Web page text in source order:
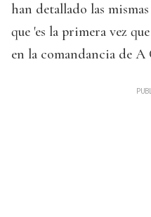
han detallado las
que 'es la primera vez
en la comandancia de A